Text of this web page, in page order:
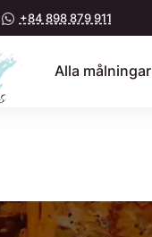
+84 898 879 911
Alla målningar